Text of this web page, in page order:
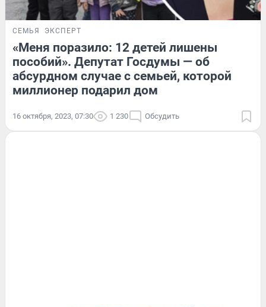
СЕМЬЯ ЭКСПЕРТ
«Меня поразило: 12 детей лишены
пособий». Депутат Госдумы — об
абсурдном случае с семьей, которой
миллионер подарил дом
16 октября, 2023, 07:30 1 230 Обсудить